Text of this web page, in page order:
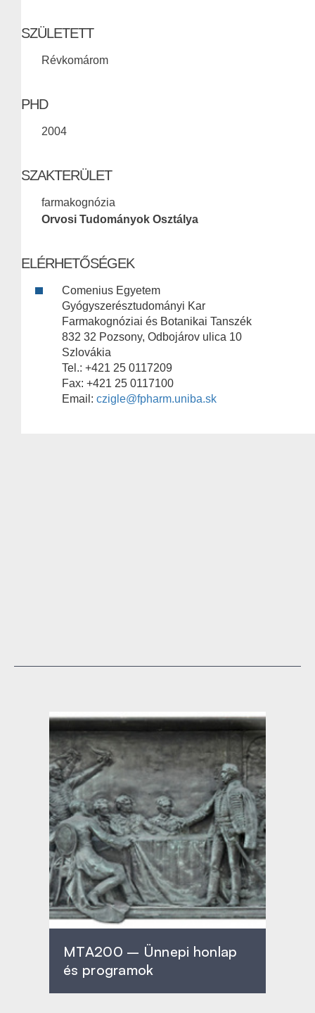
SZÜLETETT
Révkomárom
PHD
2004
SZAKTERÜLET
farmakognózia
Orvosi Tudományok Osztálya
ELÉRHETŐSÉGEK
Comenius Egyetem
Gyógyszerésztudományi Kar
Farmakognóziai és Botanikai Tanszék
832 32 Pozsony, Odbojárov ulica 10
Szlovákia
Tel.: +421 25 0117209
Fax: +421 25 0117100
Email: czigle@fpharm.uniba.sk
MTA200 – Ünnepi honlap
és programok